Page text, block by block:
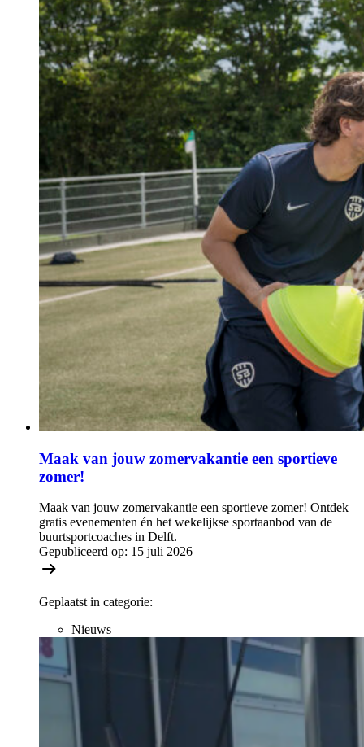
Maak van jouw zomervakantie een sportieve
zomer!
Maak van jouw zomervakantie een sportieve zomer! Ontdek
gratis evenementen én het wekelijkse sportaanbod van de
buurtsportcoaches in Delft.
Gepubliceerd op: 15 juli 2026
Geplaatst in categorie:
Nieuws